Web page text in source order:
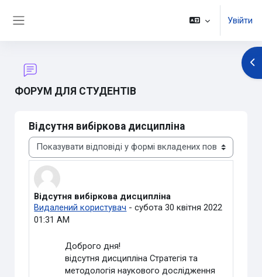
Увійти
ФОРУМ ДЛЯ СТУДЕНТІВ
Відсутня вибіркова дисципліна
Тип показу
Відсутня вибіркова дисципліна
Видалений користувач -субота 30 квітня 2022
01:31 AM
Кількість відповідей: 1
Доброго дня!
відсутня дисципліна Стратегія та
методологія наукового дослідження